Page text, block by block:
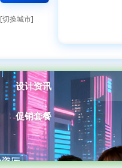
[切换城市]
设计资讯
促销套餐